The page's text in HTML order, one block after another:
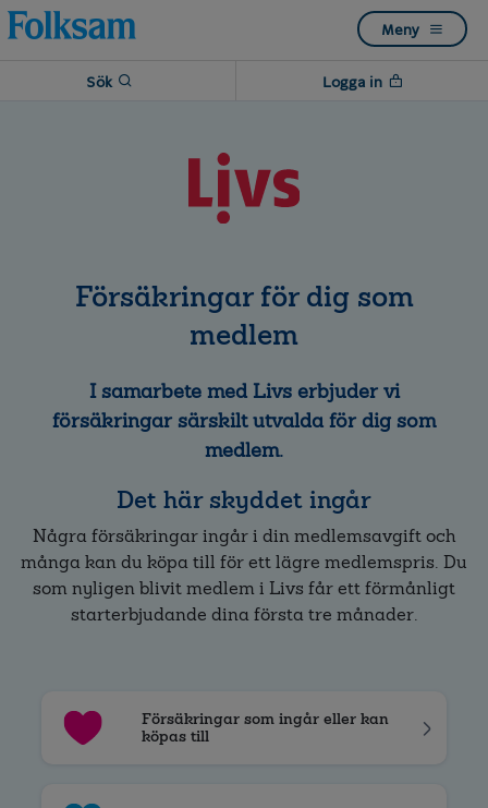
Till
navigation
Till
innehåll
Meny
Sök Logga in
Försäkringar för dig som
medlem
I samarbete med Livs erbjuder vi
försäkringar särskilt utvalda för dig som
medlem.
Det här skyddet ingår
Några försäkringar ingår i din medlemsavgift och
många kan du köpa till för ett lägre medlemspris. Du
som nyligen blivit medlem i Livs får ett förmånligt
starterbjudande dina första tre månader.
Försäkringar som ingår eller kan
köpas till